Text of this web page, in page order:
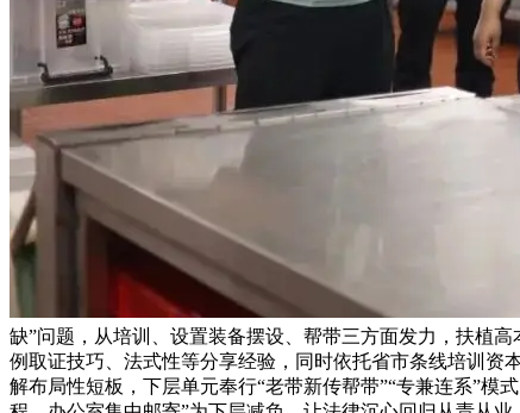
缺”问题，从培训、设置装备摆设、帮带三方面发力，扶植
例取证技巧、法式性等分享经验，同时依托省市条线培训资
解布局性短板，下层单元奉行“老带新传帮带”“专兼连系”模